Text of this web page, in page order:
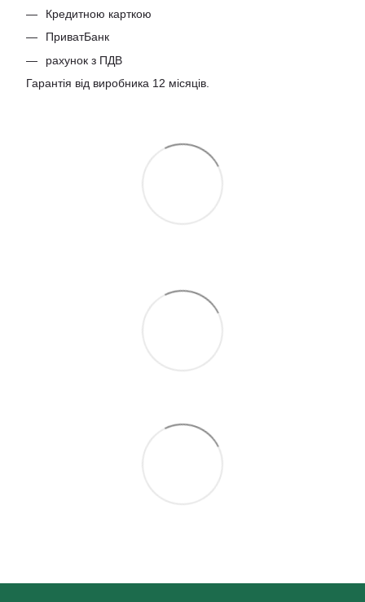
Кредитною карткою
ПриватБанк
рахунок з ПДВ
Гарантія від виробника 12 місяців.